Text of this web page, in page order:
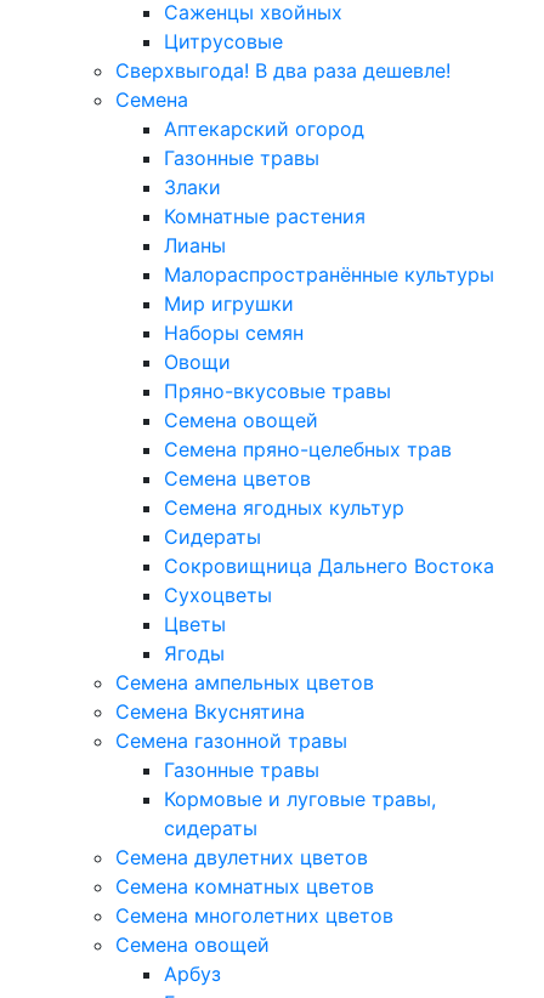
Саженцы хвойных
Цитрусовые
Сверхвыгода! В два раза дешевле!
Семена
Аптекарский огород
Газонные травы
Злаки
Комнатные растения
Лианы
Малораспространённые культуры
Мир игрушки
Наборы семян
Овощи
Пряно-вкусовые травы
Семена овощей
Семена пряно-целебных трав
Семена цветов
Семена ягодных культур
Сидераты
Сокровищница Дальнего Востока
Сухоцветы
Цветы
Ягоды
Семена ампельных цветов
Семена Вкуснятина
Семена газонной травы
Газонные травы
Кормовые и луговые травы,
сидераты
Семена двулетних цветов
Семена комнатных цветов
Семена многолетних цветов
Семена овощей
Арбуз